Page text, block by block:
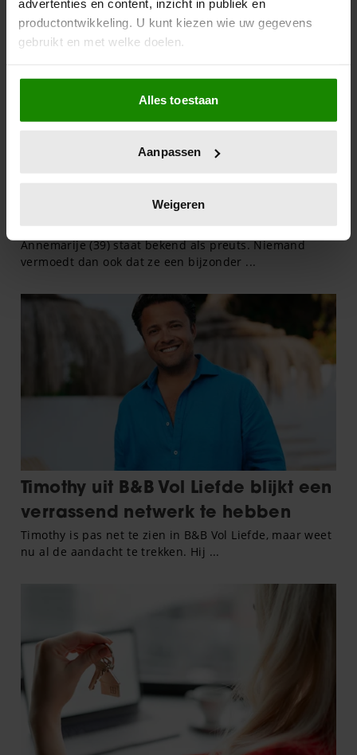
advertenties en content, inzicht in publiek en
productontwikkeling. U kunt kiezen wie uw gegevens
gebruikt en met welke doelen.
Als u het toestaat, willen we ook graag:
Informatie verzamelen over uw geografische
locatie, die tot een paar meter nauwkeurig kan zijn
scannen op specifieke eigenschappen (fingerprinting)
verwerkt en stel uw voorkeuren in het
intrekken in de Cookieverklaring.
personaliseren, om functies voor social media te bieden
en om ons websiteverkeer te analyseren. Ook delen we
informatie over uw gebruik van onze site met onze
partners voor social media, adverteren en analyse. Deze
partners kunnen deze gegevens combineren met andere
informatie die u aan ze heeft verstrekt of die ze hebben
verzameld op basis van uw gebruik van hun services. U
gaat akkoord met onze cookies als u onze website blijft
Alles toestaan
Aanpassen
Weigeren